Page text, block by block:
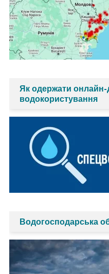
Як одержати онлайн-
водокористування
Водогосподарська